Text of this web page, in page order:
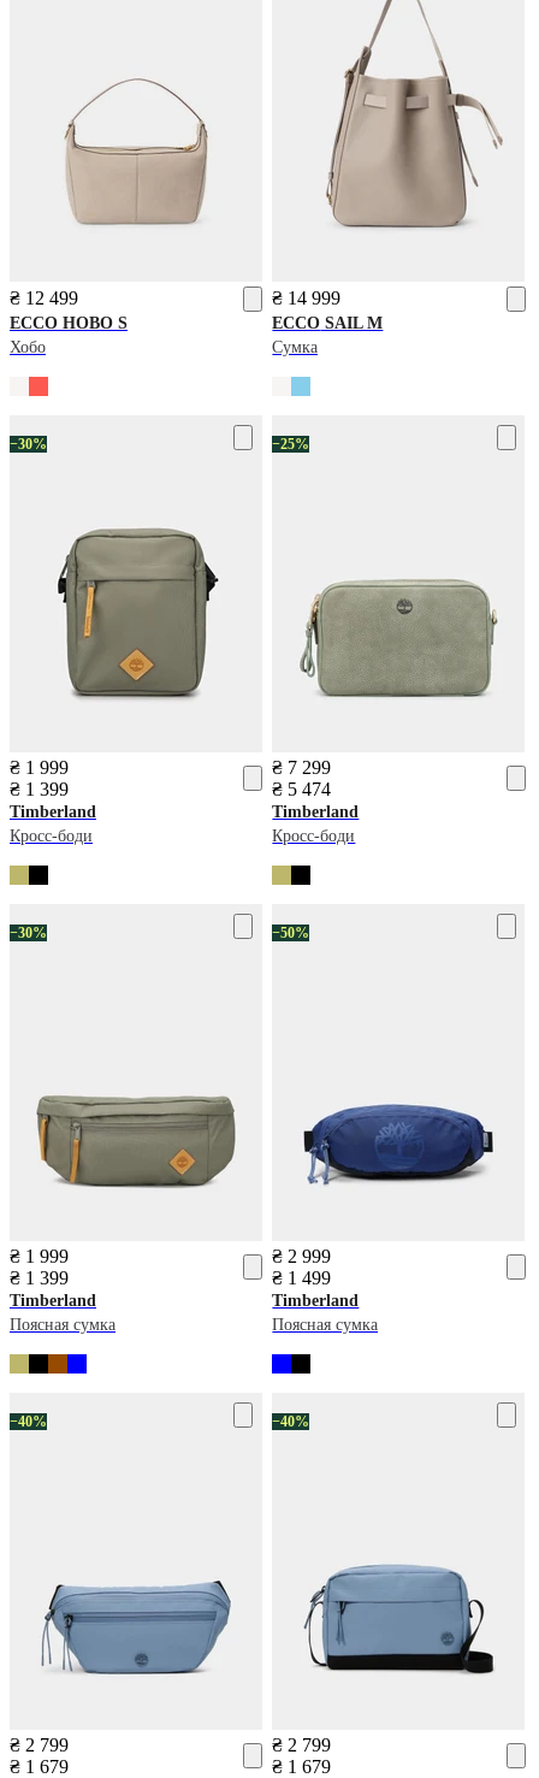
₴ 12 499
ECCO HOBO S
Хобо
₴ 14 999
ECCO SAIL M
Сумка
−30%
₴ 1 999
₴ 1 399
Timberland
Кросс-боди
−25%
₴ 7 299
₴ 5 474
Timberland
Кросс-боди
−30%
₴ 1 999
₴ 1 399
Timberland
Поясная сумка
−50%
₴ 2 999
₴ 1 499
Timberland
Поясная сумка
−40%
₴ 2 799
₴ 1 679
−40%
₴ 2 799
₴ 1 679